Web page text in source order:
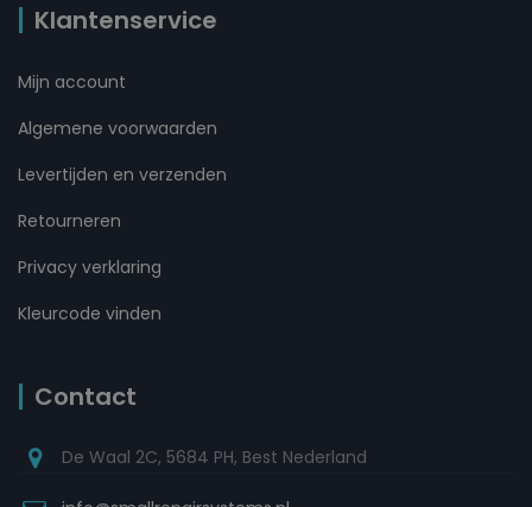
Klantenservice
Mijn account
Algemene voorwaarden
Levertijden en verzenden
Retourneren
Privacy verklaring
Kleurcode vinden
Contact
De Waal 2C, 5684 PH, Best Nederland